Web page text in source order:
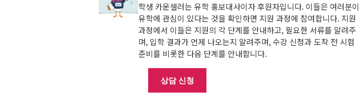
학생 카운셀러는 유학 홍보대사이자 후원자입니다. 이들은 여러분이
유학에 관심이 있다는 것을 확인하면 지원 과정에 참여합니다. 지원
과정에서 이들은 지원의 각 단계를 안내하고, 필요한 서류를 알려주
며, 입학 결과가 언제 나오는지 알려주며, 수강 신청과 도착 전 시험
준비를 비롯한 다음 단계를 안내합니다.
상담 신청